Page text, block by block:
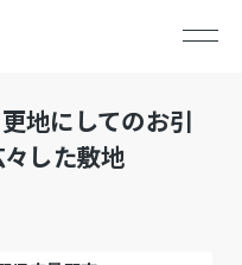
にしてのお引
した敷地